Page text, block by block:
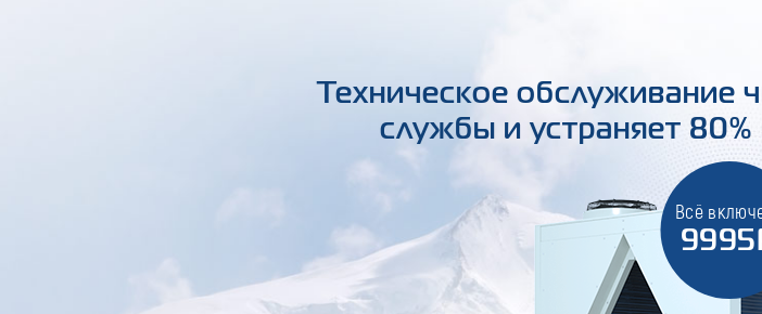
Техническое обслуживание
службы и устраняет 80%
Всё